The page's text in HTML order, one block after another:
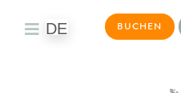
Toggle
DE BUCHEN